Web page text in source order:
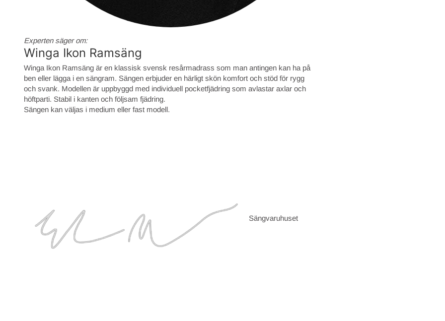
Experten säger om:
Winga Ikon Ramsäng
Winga Ikon Ramsäng är en klassisk svensk resårmadrass som man antingen kan ha på
ben eller lägga i en sängram. Sängen erbjuder en härligt skön komfort och stöd för rygg
och svank. Modellen är uppbyggd med individuell pocketfjädring som avlastar axlar och
höftparti. Stabil i kanten och följsam fjädring.
Sängen kan väljas i medium eller fast modell.
Sängvaruhuset